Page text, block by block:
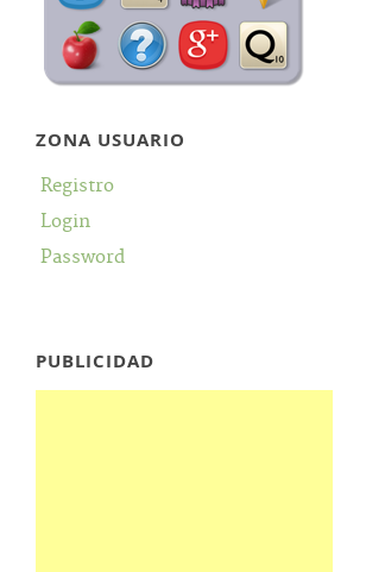
ZONA USUARIO
Registro
Login
Password
PUBLICIDAD